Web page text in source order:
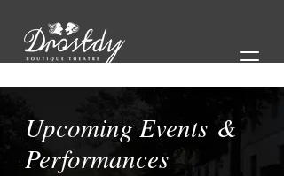
Upcoming Events &
Performances